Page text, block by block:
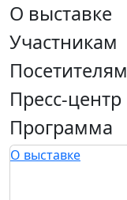
О выставке
Участникам
Посетителям
Пресс-центр
Программа
О выставке